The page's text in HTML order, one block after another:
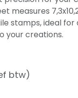
measures
stamps, ideal for
your creations.
btw)